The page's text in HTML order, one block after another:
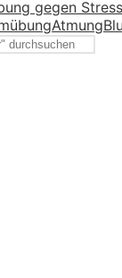
gegen
Atmung